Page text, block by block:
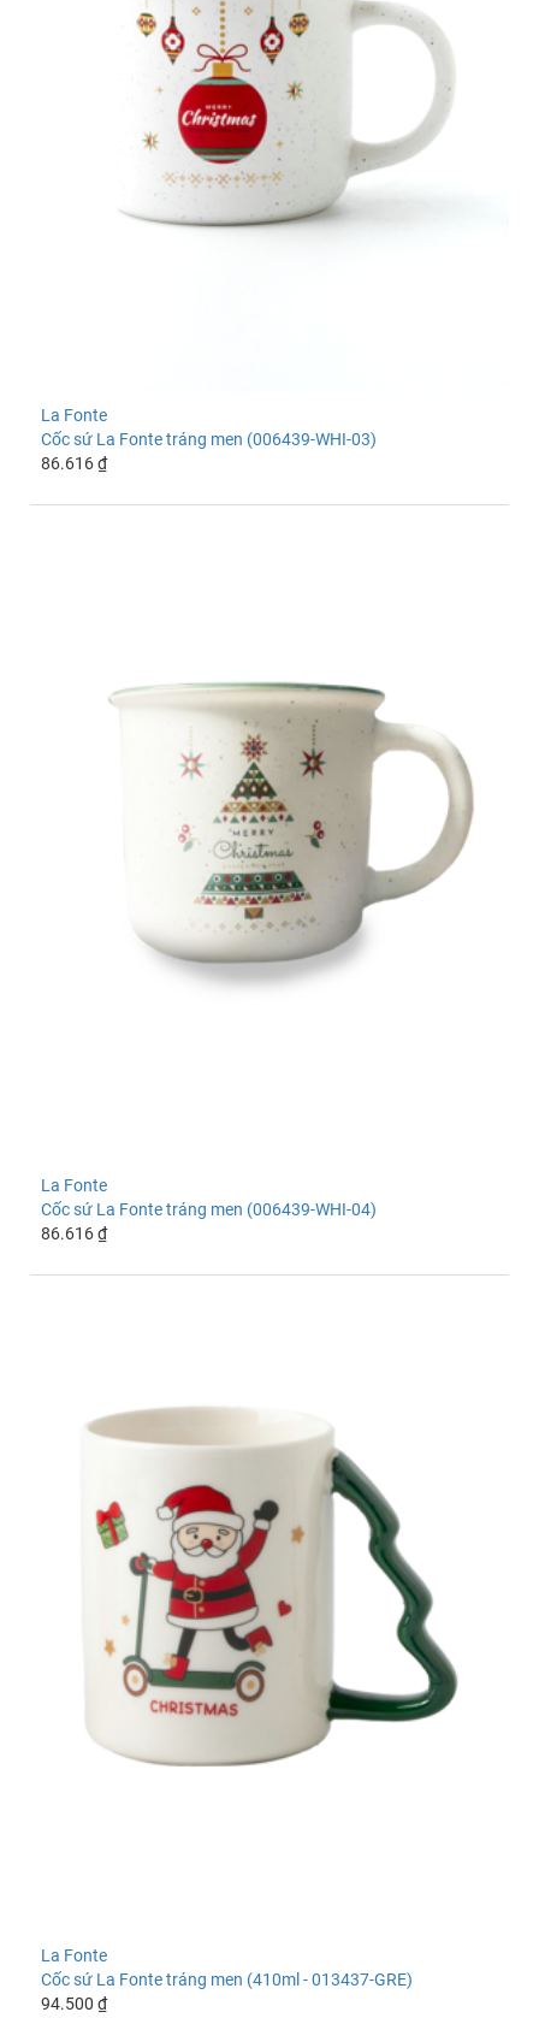
La Fonte
Cốc sứ La Fonte tráng men (006439-WHI-03)
86.616 ₫
La Fonte
Cốc sứ La Fonte tráng men (006439-WHI-04)
86.616 ₫
La Fonte
Cốc sứ La Fonte tráng men (410ml - 013437-GRE)
94.500 ₫